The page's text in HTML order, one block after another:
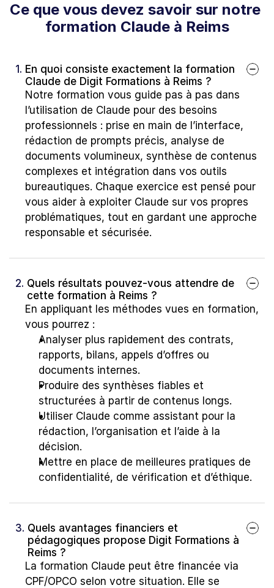
Ce que vous devez savoir sur notre
formation Claude à Reims
1. En quoi consiste exactement la formation
Claude de Digit Formations à Reims ?
Notre formation vous guide pas à pas dans
l’utilisation de Claude pour des besoins
professionnels : prise en main de l’interface,
rédaction de prompts précis, analyse de
documents volumineux, synthèse de contenus
complexes et intégration dans vos outils
bureautiques. Chaque exercice est pensé pour
vous aider à exploiter Claude sur vos propres
problématiques, tout en gardant une approche
responsable et sécurisée.
2. Quels résultats pouvez-vous attendre de
cette formation à Reims ?
En appliquant les méthodes vues en formation,
vous pourrez :
Analyser plus rapidement des contrats,
rapports, bilans, appels d’offres ou
documents internes.
Produire des synthèses fiables et
structurées à partir de contenus longs.
Utiliser Claude comme assistant pour la
rédaction, l’organisation et l’aide à la
décision.
Mettre en place de meilleures pratiques de
confidentialité, de vérification et d’éthique.
3. Quels avantages financiers et
pédagogiques propose Digit Formations à
Reims ?
La formation Claude peut être financée via
CPF/OPCO selon votre situation. Elle se